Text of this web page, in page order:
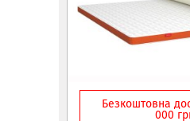
Безкоштовна
000